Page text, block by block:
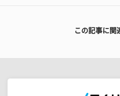
この記事に関